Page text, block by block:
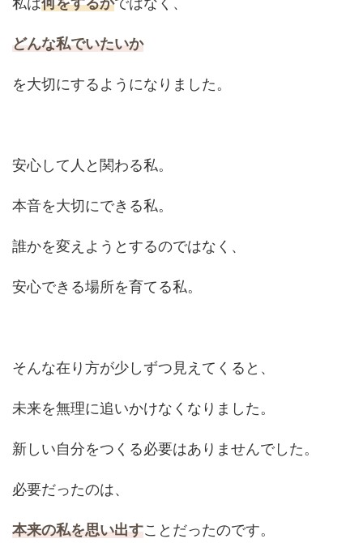
どんな私でいたいか
を大切にするようになりました。
安心して人と関わる私。
本音を大切にできる私。
誰かを変えようとするのではなく、
安心できる場所を育てる私。
そんな在り方が少しずつ見えてくると、
未来を無理に追いかけなくなりました。
新しい自分をつくる必要はありませんでした。
必要だったのは、
本来の私を思い出すことだったのです。